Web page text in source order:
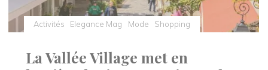
Paris"
Activités
Elegance Mag Mode Shopping
La Vallée Village met en